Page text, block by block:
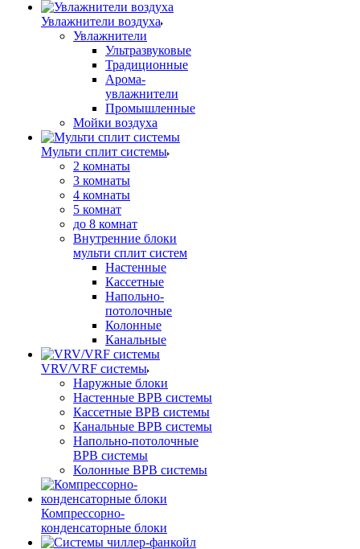
Увлажнители воздуха
Увлажнители
Ультразвуковые
Традиционные
Арома-
увлажнители
Промышленные
Мойки воздуха
Мульти сплит системы
2 комнаты
3 комнаты
4 комнаты
5 комнат
до 8 комнат
Внутренние блоки
мульти сплит систем
Настенные
Кассетные
Напольно-
потолочные
Колонные
Канальные
VRV/VRF системы
Наружные блоки
Настенные ВРВ системы
Кассетные ВРВ системы
Канальные ВРВ системы
Напольно-потолочные
ВРВ системы
Колонные ВРВ системы
Компрессорно-
конденсаторные блоки